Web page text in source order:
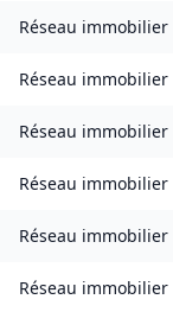
Réseau immobilier
Réseau immobilier
Réseau immobilier
Réseau immobilier
Réseau immobilier
Réseau immobilier